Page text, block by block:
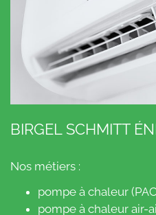
BIRGEL SCHMITT
Nos métiers :
pompe à chaleur
pompe à chaleur air-